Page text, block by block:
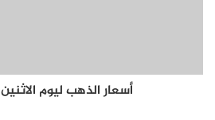
أسعار الذهب ليوم الاثنين 21-11-2016